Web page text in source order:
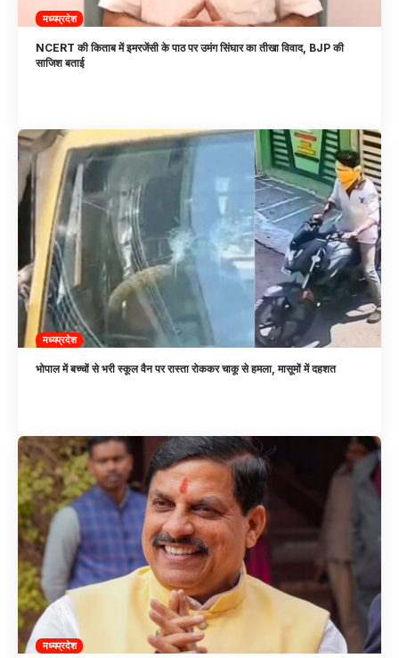
मध्यप्रदेश
NCERT की किताब में इमरजेंसी के पाठ पर उमंग सिंघार का तीखा विवाद, BJP की
साजिश बताई
मध्यप्रदेश
भोपाल में बच्चों से भरी स्कूल वैन पर रास्ता रोककर चाकू से हमला, मासूमों में दहशत
मध्यप्रदेश